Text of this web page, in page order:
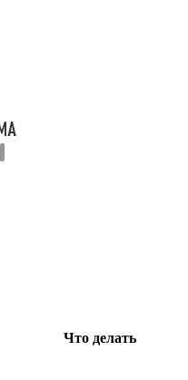
Что делать